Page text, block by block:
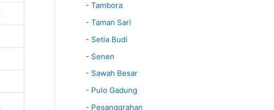
- Tambora
- Taman Sari
- Setia Budi
- Senen
- Sawah Besar
- Pulo Gadung
- Pesanggrahan